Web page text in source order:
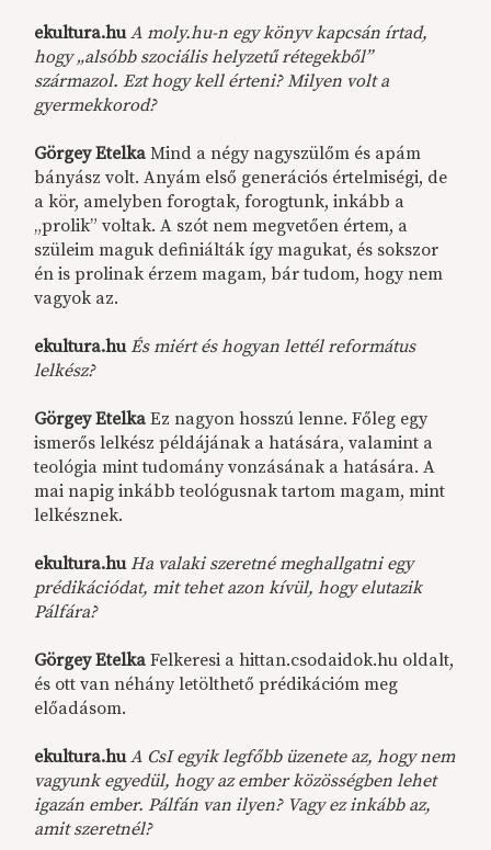
ekultura.hu A moly.hu-n egy könyv kapcsán írtad,
hogy „alsóbb szociális helyzetű rétegekből”
származol. Ezt hogy kell érteni? Milyen volt a
gyermekkorod?
Görgey Etelka Mind a négy nagyszülőm és apám
bányász volt. Anyám első generációs értelmiségi, de
a kör, amelyben forogtak, forogtunk, inkább a
„prolik” voltak. A szót nem megvetően értem, a
szüleim maguk definiálták így magukat, és sokszor
én is prolinak érzem magam, bár tudom, hogy nem
vagyok az.
ekultura.hu És miért és hogyan lettél református
lelkész?
Görgey Etelka Ez nagyon hosszú lenne. Főleg egy
ismerős lelkész példájának a hatására, valamint a
teológia mint tudomány vonzásának a hatására. A
mai napig inkább teológusnak tartom magam, mint
lelkésznek.
ekultura.hu Ha valaki szeretné meghallgatni egy
prédikációdat, mit tehet azon kívül, hogy elutazik
Pálfára?
Görgey Etelka Felkeresi a hittan.csodaidok.hu oldalt,
és ott van néhány letölthető prédikációm meg
előadásom.
ekultura.hu A CsI egyik legfőbb üzenete az, hogy nem
vagyunk egyedül, hogy az ember közösségben lehet
igazán ember. Pálfán van ilyen? Vagy ez inkább az,
amit szeretnél?